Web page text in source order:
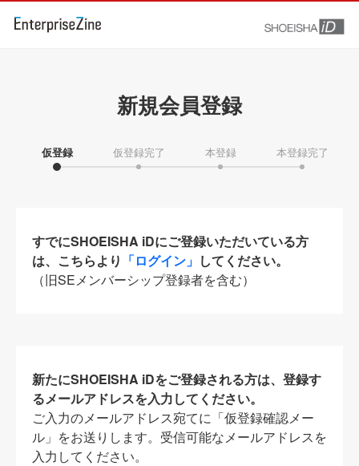
新規会員登録
仮登録 仮登録完了 本登録 本登録完了
すでにSHOEISHA iDにご登録いただいている方
は、こちらより 「ログイン」 してください。
（旧SEメンバーシップ登録者を含む）
新たにSHOEISHA iDをご登録される方は、登録す
るメールアドレスを入力してください。
ご入力のメールアドレス宛てに「仮登録確認メー
ル」をお送りします。受信可能なメールアドレスを
入力してください。